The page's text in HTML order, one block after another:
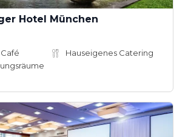
Hotel München
Hauseigenes Catering